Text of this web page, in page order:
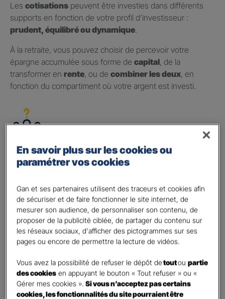
Les cotisations peuvent être investies dans différents
supports en fonction de votre profil d’investisseur :
prudent, équilibré ou dynamique.
À la retraite, vous pouvez choisir de percevoir votre
épargne accumulée sous forme de capital, de la
transformer en rente, ou de combiner les deux, en
fonction du compartiment où votre argent est investi.
Le PER : pour qui ?
Toute personne physique résidant en France
dispositions contractuelles. Ce produit est donc accessible
tous les travailleurs (salariés, travailleurs indépendants,
chefs d’entreprise, etc.) oudemandeurs d’emploi , qui
souhaitent compléter leur retraite.
De plus
, si vous changez de statut professionnel
régulièrement, vous n’avez plus besoin de clôturer et
d’ouvrir un nouveau contrat à chaque fois, vous pouvez
simplement changer de compartiment.
En savoir plus sur les cookies ou
paramétrer vos cookies
Gan et ses partenaires utilisent des traceurs et cookies afin
de sécuriser et de faire fonctionner le site internet, de
mesurer son audience, de personnaliser son contenu, de
proposer de la publicité ciblée, de partager du contenu sur
les réseaux sociaux, d'afficher des pictogrammes sur ses
pages ou encore de permettre la lecture de vidéos.
Vous avez la possibilité de refuser le dépôt detoutoupartie
des cookies en appuyant le bouton « Tout refuser » ou «
Gérer mes cookies ».Si vous n’acceptez pas certains
cookies, les fonctionnalités du site pourraient être